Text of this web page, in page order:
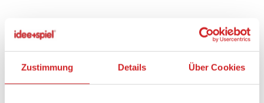
Zustimmung Details Über Cookies
Artikeldetails
HEUNEC 820678 Hasen liegend, farblich sortiert